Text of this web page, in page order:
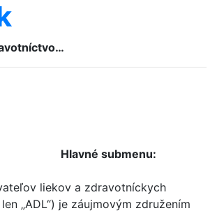
Hlavné submenu:
liekov a zdravotníckych
„ADL“) je záujmovým združením